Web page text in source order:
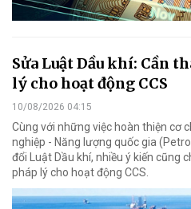
Sửa Luật Dầu khí: Cần
lý cho hoạt động CCS
10/08/2026 04:15
Cùng với những việc hoàn thiện cơ
nghiệp - Năng lượng quốc gia
đổi Luật Dầu khí, nhiều ý kiến cũng
pháp lý cho hoạt động CCS.